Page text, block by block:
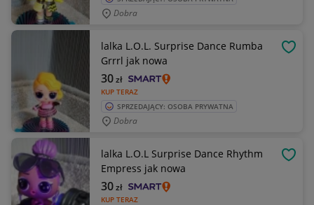
Dobra
lalka L.O.L. Surprise Dance Rumba
Grrrl jak nowa
KUP TERAZ
30zł
SPRZEDAJĄCY: OSOBA PRYWATNA
Dobra
lalka L.O.L Surprise Dance Rhythm
Empress jak nowa
KUP TERAZ
30zł